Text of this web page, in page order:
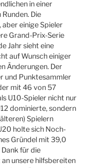
in einer
Die
einige Spieler
Grand-Prix-Serie
Jahr sieht eine
auf Wunsch einiger
Änderungen. Der
und Punktesammler
mit 46 von 57
U10-Spieler nicht nur
dominierte, sondern
Spielern
holte sich Noch-
Gründel mit 39,0
für die
unsere hilfsbereiten